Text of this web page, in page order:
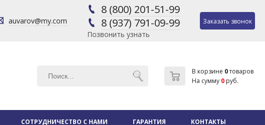
auvarov@my.com
8 (800) 201-51-99
8 (937) 791-09-99
Позвонить узнать
Заказать звонок
В корзине 0товаров
На сумму 0 руб.
СОТРУДНИЧЕСТВО С НАМИ ГАРАНТИЯ КОНТАКТЫ